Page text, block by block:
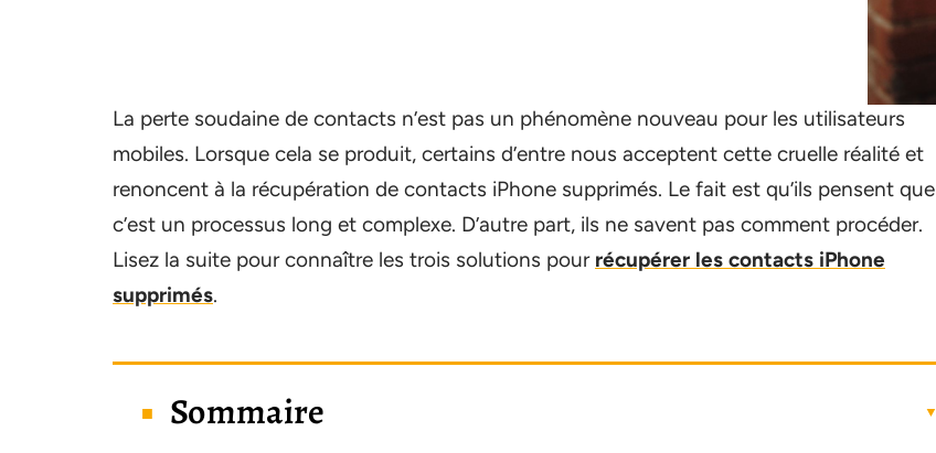
La perte soudaine de contacts n’est pas un phénomène nouveau pour les utilisateurs
mobiles. Lorsque cela se produit, certains d’entre nous acceptent cette cruelle réalité et
renoncent à la récupération de contacts iPhone supprimés. Le fait est qu’ils pensent que
c’est un processus long et complexe. D’autre part, ils ne savent pas comment procéder.
Lisez la suite pour connaître les trois solutions pour récupérer les contacts iPhone
supprimés.
Sommaire